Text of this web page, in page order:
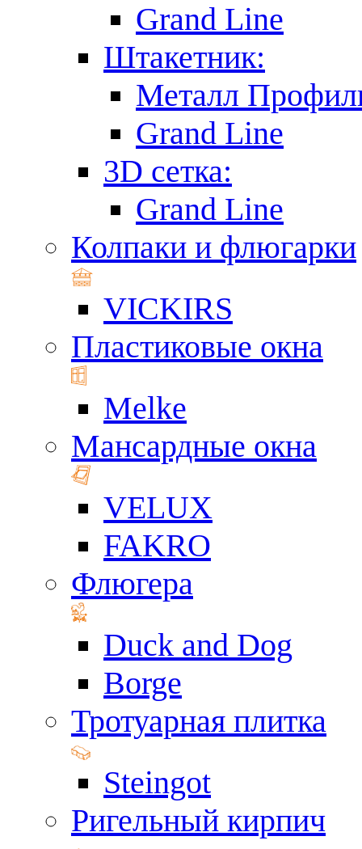
Grand Line
Штакетник:
Металл
Grand Line
3D сетка:
Grand Line
Колпаки и флюгарки
VICKIRS
Пластиковые окна
Melke
Мансардные окна
VELUX
FAKRO
Флюгера
Duck and Dog
Borge
Тротуарная плитка
Steingot
Ригельный кирпич